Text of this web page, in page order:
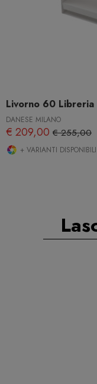
Livorno 60 Libreria
DANESE MILANO
€ 209,00 € 255,00
+ VARIANTI DISPONIBILI